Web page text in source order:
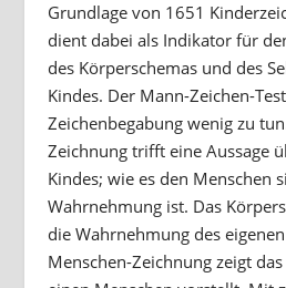
Grundlage von 1651
dient dabei als Indikator für
des Körperschemas und des
Kindes. Der Mann-Zeichen-
Zeichenbegabung wenig zu
Zeichnung trifft eine Aussage
Kindes; wie es den Menschen
Wahrnehmung ist. Das
die Wahrnehmung des
Menschen-Zeichnung zeigt